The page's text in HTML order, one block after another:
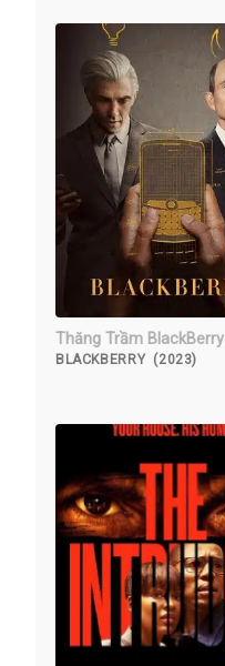
Thăng Trầm BlackBerry
BLACKBERRY (2023)